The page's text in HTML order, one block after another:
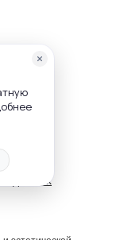
данных